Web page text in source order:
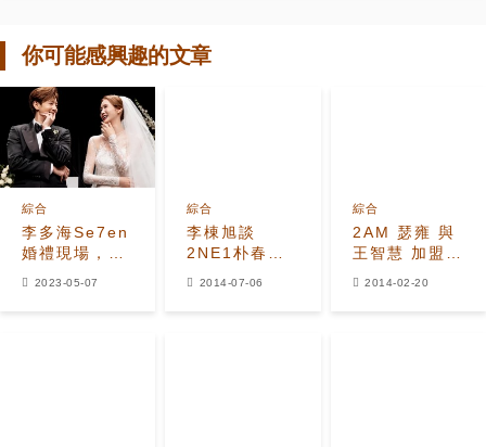
你可能感興趣的文章
李多海Se7en
婚禮現場，成
韓網熱門話
綜合
2023-05-07
李棟旭談
2NE1朴春事
件：內心也不
綜合
2014-07-06
2AM 瑟雍 與
王智慧 加盟
MBC 新劇
綜合
2014-02-20